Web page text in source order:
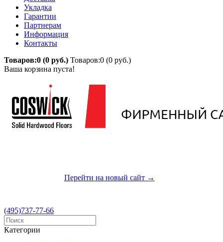
Укладка
Гарантии
Партнерам
Информация
Контакты
Товаров:0 (0 руб.) Товаров:0 (0 руб.)
Ваша корзина пуста!
Перейти на новый сайт →
(495)737-77-66
Категории